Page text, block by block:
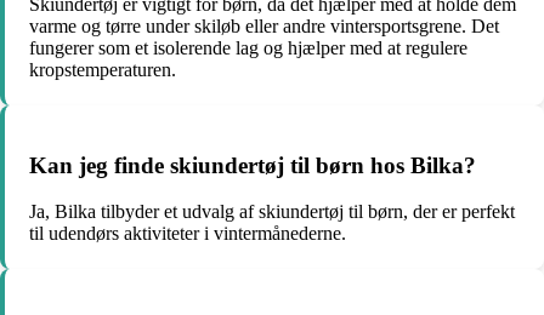
Skiundertøj er vigtigt for børn, da det hjælper med at holde dem
varme og tørre under skiløb eller andre vintersportsgrene. Det
fungerer som et isolerende lag og hjælper med at regulere
kropstemperaturen.
Kan jeg finde skiundertøj til børn hos Bilka?
Ja, Bilka tilbyder et udvalg af skiundertøj til børn, der er perfekt
til udendørs aktiviteter i vintermånederne.